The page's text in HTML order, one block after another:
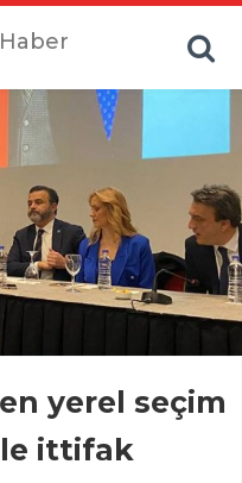
yerel seçim
ile ittifak